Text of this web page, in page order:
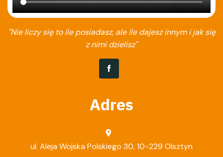
"Nie liczy się to ile posiadasz, ale ile dajesz innym i jak się
z nimi dzielisz"
Adres
ul. Aleja Wojska Polskiego 30, 10-229 Olsztyn